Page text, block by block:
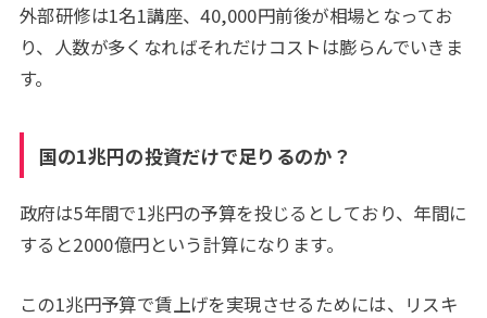
外部研修は1名1講座、40,000円前後が相場となってお
り、人数が多くなればそれだけコストは膨らんでいきま
す。
国の1兆円の投資だけで足りるのか？
政府は5年間で1兆円の予算を投じるとしており、年間に
すると2000億円という計算になります。
この1兆円予算で賃上げを実現させるためには、リスキ